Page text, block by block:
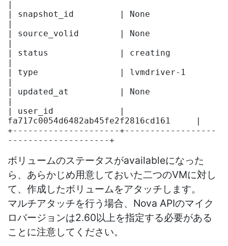
|
| snapshot_id         | None
|
| source_volid        | None
|
| status              | creating
|
| type                | lvmdriver-1
|
| updated_at          | None
|
| user_id             |
fa717c0054d6482ab45fe2f2816cd161     |
+---------------------+------------------
ボリュームのステータスがavailableになった
ら、あらかじめ用意しておいた二つのVMに対し
て、作成したボリュームをアタッチします。
マルチアタッチを行う場合、Nova APIのマイク
ロバージョンは2.60以上を指定する必要がある
ことに注意してください。